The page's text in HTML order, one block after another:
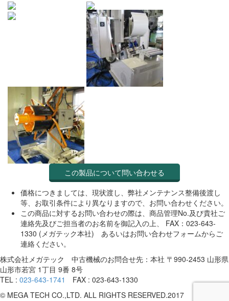
この製品について問い合わせる
価格につきましては、現状渡し、弊社メンテナンス整備後渡し
等、お取引条件により異なりますので、お問い合わせください。
この商品に対するお問い合わせの際は、商品管理No.及び貴社ご
連絡先及びご担当者のお名前を御記入の上、 FAX：023-643-
1330 (メガテック本社) あるいはお問い合わせフォームからご
連絡ください。
株式会社メガテック 中古機械のお問合せ先：本社 〒990-2453 山形県
山形市若宮 1丁目 9番 8号
TEL : 023-643-1741
FAX : 023-643-1330
© MEGA TECH CO.,LTD. ALL RIGHTS RESERVED.2017